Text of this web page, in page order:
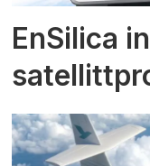
EnSilica